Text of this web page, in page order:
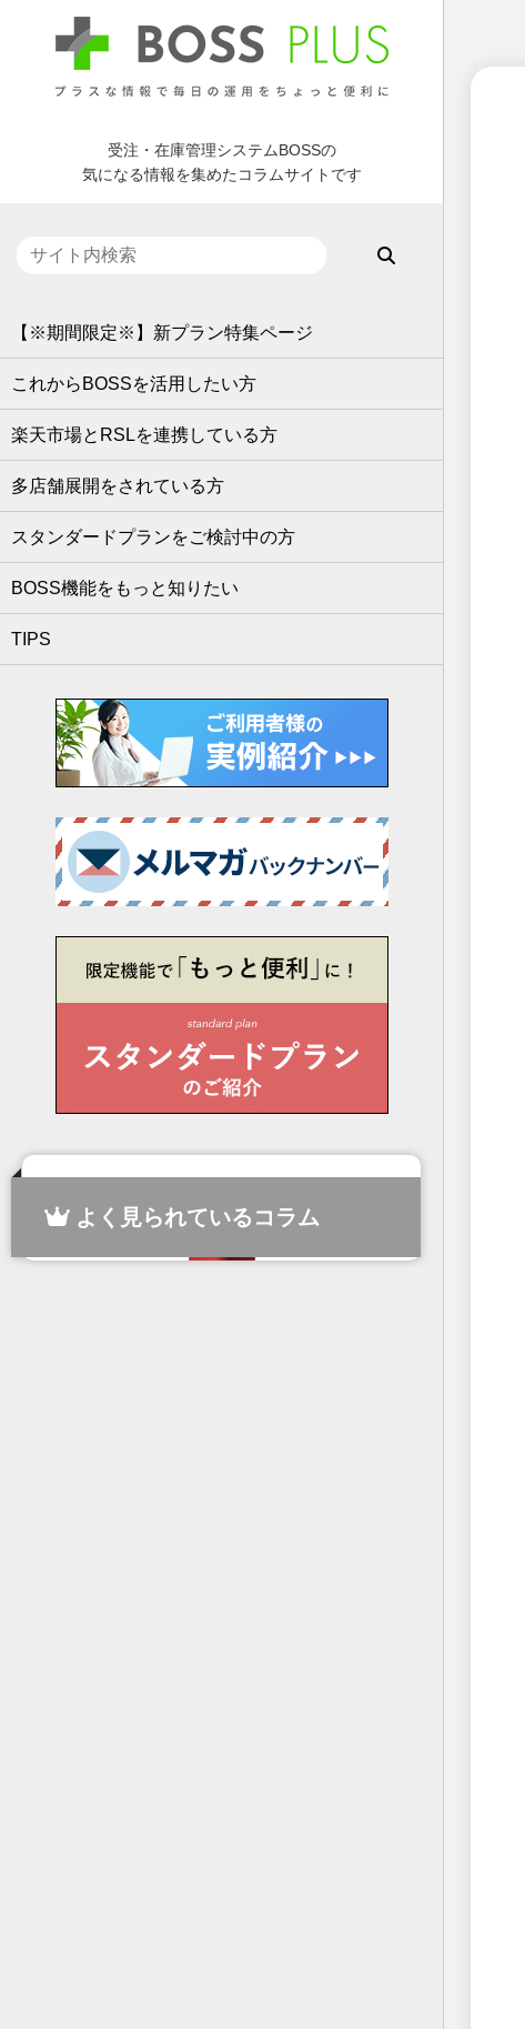
受注・在庫管理システムBOSSの
気になる情報を集めたコラムサイトです
【※期間限定※】新プラン特集ページ
これからBOSSを活用したい方
楽天市場とRSLを連携している方
多店舗展開をされている方
スタンダードプランをご検討中の方
BOSS機能をもっと知りたい
TIPS
よく見られているコラム